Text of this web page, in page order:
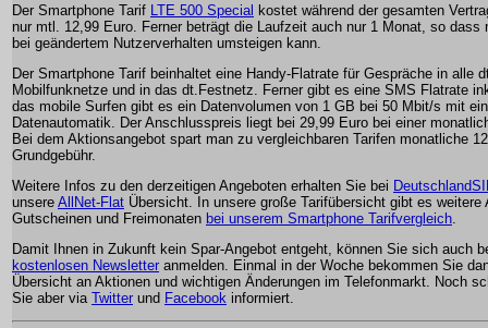
Der Smartphone Tarif LTE 500 Special kostet während der gesamten
nur mtl. 12,99 Euro. Ferner beträgt die Laufzeit auch nur 1 Monat, so dass
bei geändertem Nutzerverhalten umsteigen kann.
Der Smartphone Tarif beinhaltet eine Handy-Flatrate für Gespräche in alle
Mobilfunknetze und in das dt.Festnetz. Ferner gibt es eine SMS Flatrate
das mobile Surfen gibt es ein Datenvolumen von 1 GB bei 50 Mbit/s mit
Datenautomatik. Der Anschlusspreis liegt bei 29,99 Euro bei einer
Bei dem Aktionsangebot spart man zu vergleichbaren Tarifen monatliche
Grundgebühr.
Weitere Infos zu den derzeitigen Angeboten erhalten Sie bei
unsere AllNet-Flat Übersicht. In unsere große Tarifübersicht gibt es weitere
Gutscheinen und Freimonaten bei unserem Smartphone Tarifvergleich
Damit Ihnen in Zukunft kein Spar-Angebot entgeht, können Sie sich auch
kostenlosen Newsletter anmelden. Einmal in der Woche bekommen Sie
Übersicht an Aktionen und wichtigen Änderungen im Telefonmarkt. Noch
Sie aber via Twitter und Facebook informiert.